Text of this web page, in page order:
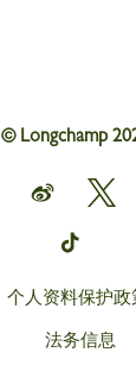
© Longchamp
Longchamp
on
on
on
tok
个人资料保护政
法务信息